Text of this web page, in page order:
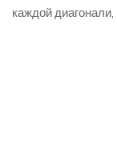
каждой